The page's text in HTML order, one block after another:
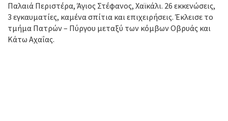
Παλαιά Περιστέρα, Άγιος Στέφανος, Χαϊκάλι. 26 εκκενώσεις,
3 εγκαυματίες, καμένα σπίτια και επιχειρήσεις. Έκλεισε το
τμήμα Πατρών – Πύργου μεταξύ των κόμβων Οβρυάς και
Κάτω Αχαΐας.